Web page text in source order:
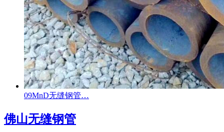
09MnD无缝钢管…
佛山无缝钢管